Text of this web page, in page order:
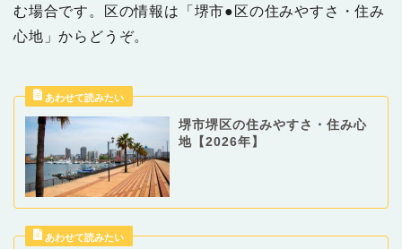
む場合です。区の情報は「堺市●区の住みやすさ・住み
心地」からどうぞ。
堺市堺区の住みやすさ・住み心
地【2026年】